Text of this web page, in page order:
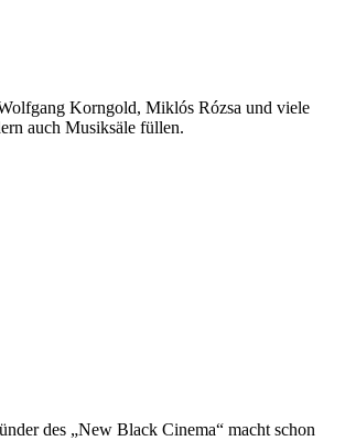
Korngold, Miklós Rózsa und viele
auch Musiksäle füllen.
des „New Black Cinema“ macht schon